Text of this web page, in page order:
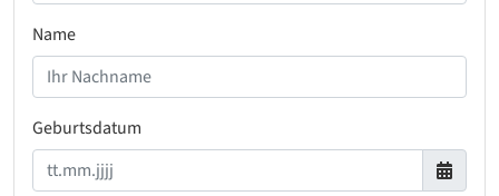
Name
Geburtsdatum